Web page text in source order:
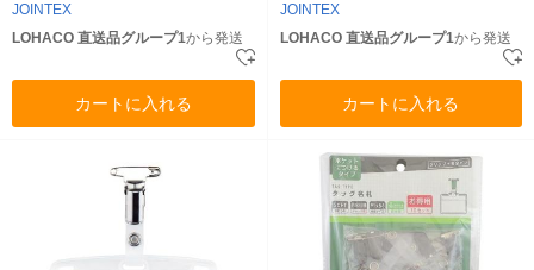
JOINTEX
LOHACO 直送品グループ1から発送
カートに入れる
JOINTEX
LOHACO 直送品グループ1から発送
カートに入れる